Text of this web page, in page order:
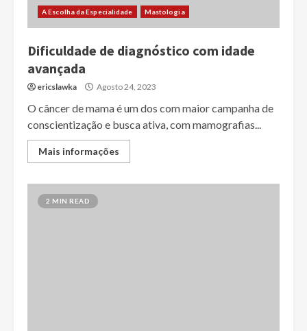
A Escolha da Especialidade Mastologia
Dificuldade de diagnóstico com idade
avançada
ericslawka Agosto 24, 2023
O câncer de mama é um dos com maior campanha de
conscientização e busca ativa, com mamografias...
Mais informações
2 MIN READ